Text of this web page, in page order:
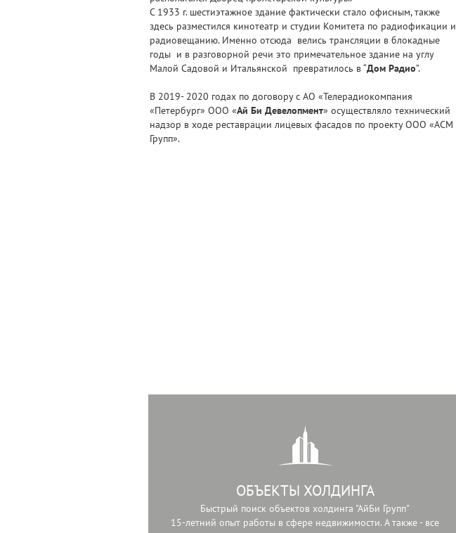
С 1933 г. шестиэтажное здание фактически стало офисным, также
здесь разместился кинотеатр и студии Комитета по радиофикации и
радиовещанию. Именно отсюда велись трансляции в блокадные
годы и в разговорной речи это примечательное здание на углу
Малой Садовой и Итальянской превратилось в “Дом Радио”.
В 2019- 2020 годах по договору с АО «Телерадиокомпания
«Петербург» ООО «Ай Би Девелопмент» осуществляло технический
надзор в ходе реставрации лицевых фасадов по проекту ООО «АСМ
Групп».
ОБЪЕКТЫ ХОЛДИНГА
Быстрый поиск объектов холдинга "АйБи Групп"
15-летний опыт работы в сфере недвижимости. А также - все